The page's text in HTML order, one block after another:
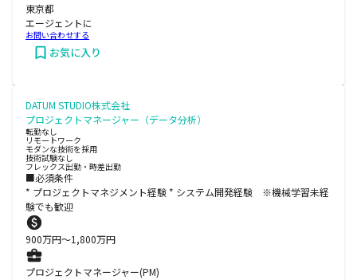
東京都
エージェントに
お問い合わせする
お気に入り
DATUM STUDIO株式会社
プロジェクトマネージャー（データ分析）
転勤なし
リモートワーク
モダンな技術を採用
技術試験なし
フレックス出勤・時差出勤
■必須条件
* プロジェクトマネジメント経験 * システム開発経験 ※機械学習未経
験でも歓迎
900万円〜1,800万円
プロジェクトマネージャー(PM)